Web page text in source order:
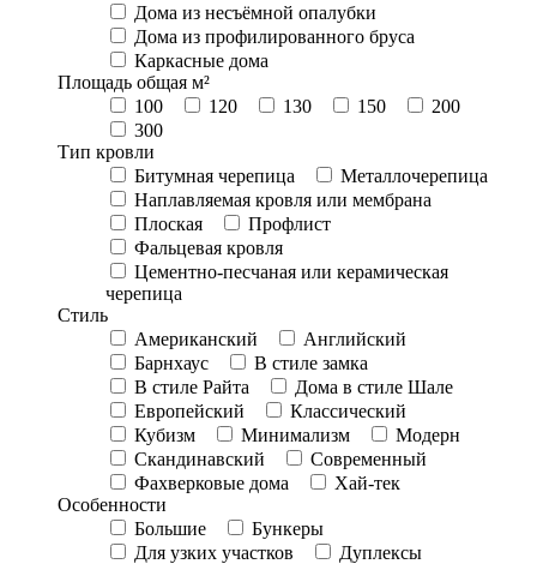
Дома из несъёмной опалубки
Дома из профилированного бруса
Каркасные дома
Площадь общая м²
100
120 130 150
200
300
Тип кровли
Битумная черепица
Металлочерепица
Наплавляемая кровля или мембрана
Плоская
Профлист
Фальцевая кровля
Цементно-песчаная или керамическая
черепица
Стиль
Американский
Английский
Барнхаус
В стиле замка
В стиле Райта
Дома в стиле Шале
Европейский
Классический
Кубизм
Минимализм
Модерн
Скандинавский
Современный
Фахверковые дома
Хай-тек
Особенности
Большие
Бункеры
Для узких участков
Дуплексы